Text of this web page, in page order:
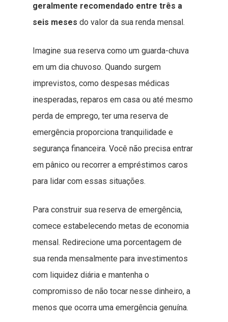
geralmente recomendado entre três a
seis meses do valor da sua renda mensal.
Imagine sua reserva como um guarda-chuva
em um dia chuvoso. Quando surgem
imprevistos, como despesas médicas
inesperadas, reparos em casa ou até mesmo
perda de emprego, ter uma reserva de
emergência proporciona tranquilidade e
segurança financeira. Você não precisa entrar
em pânico ou recorrer a empréstimos caros
para lidar com essas situações.
Para construir sua reserva de emergência,
comece estabelecendo metas de economia
mensal. Redirecione uma porcentagem de
sua renda mensalmente para investimentos
com liquidez diária e mantenha o
compromisso de não tocar nesse dinheiro, a
menos que ocorra uma emergência genuína.